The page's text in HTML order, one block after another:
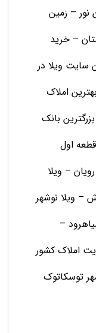
– زمین
– خرید
سایت ویلا در
املاک
بانک
اول
– ویلا
– ویلا نوشهر
–
املاک کشور
توسکاتوک